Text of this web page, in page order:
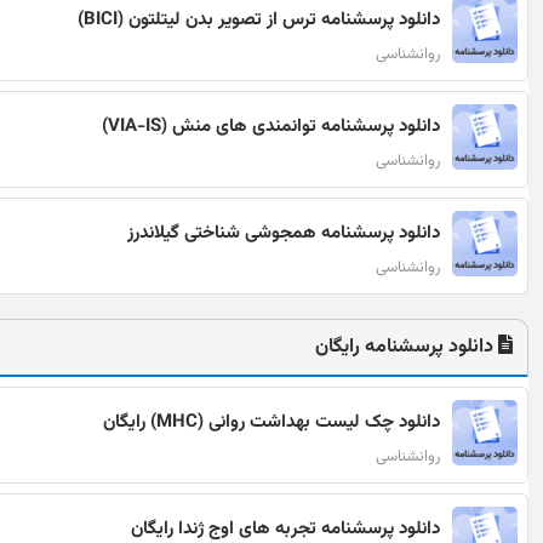
دانلود پرسشنامه ترس از تصویر بدن لیتلتون (BICI)
روانشناسی
دانلود پرسشنامه توانمندی های منش (VIA-IS)
روانشناسی
دانلود پرسشنامه همجوشی شناختی گیلاندرز
روانشناسی
دانلود پرسشنامه رایگان
دانلود چک لیست بهداشت روانی (MHC) رایگان
روانشناسی
دانلود پرسشنامه تجربه های اوج ژندا رایگان